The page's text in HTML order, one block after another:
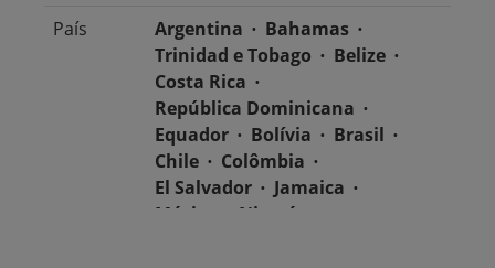
País
Argentina
Bahamas
Trinidad e Tobago
Belize
Costa Rica
República Dominicana
Equador
Bolívia
Brasil
Chile
Colômbia
El Salvador
Jamaica
México
Nicarágua